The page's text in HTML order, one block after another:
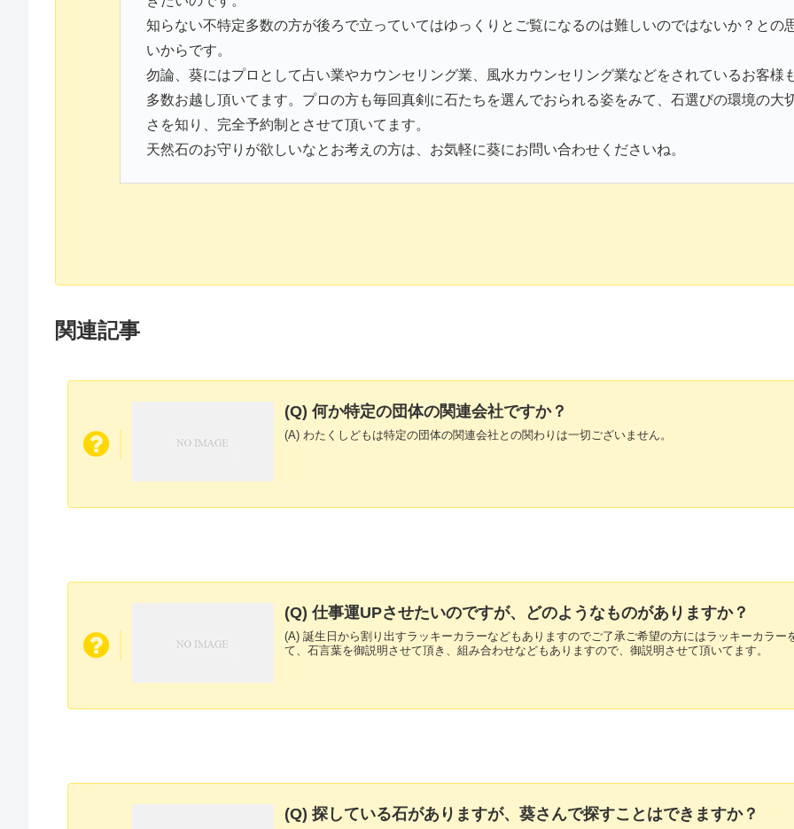
知らない不特定多数の方が後ろで立っていてはゆっくりとご覧になるのは難しいのではないか？との
いからです。
勿論、葵にはプロとして占い業やカウンセリング業、風水カウンセリング業などをされているお客様
多数お越し頂いてます。プロの方も毎回真剣に石たちを選んでおられる姿をみて、石選びの環境の大
さを知り、完全予約制とさせて頂いてます。
天然石のお守りが欲しいなとお考えの方は、お気軽に葵にお問い合わせくださいね。
関連記事
(Q) 何か特定の団体の関連会社ですか？
(A) わたくしどもは特定の団体の関連会社との関わりは一切ございません。
(Q) 仕事運UPさせたいのですが、どのようなものがありますか？
(A) 誕生日から割り出すラッキーカラーなどもありますのでご了承ご希望の方にはラッキーカラー
て、石言葉を御説明させて頂き、組み合わせなどもありますので、御説明させて頂いてます。
(Q) 探している石がありますが、葵さんで探すことはできますか？